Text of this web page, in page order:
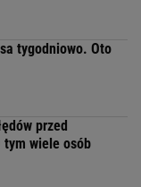
tygodniowo. Oto
przed
tym wiele osób